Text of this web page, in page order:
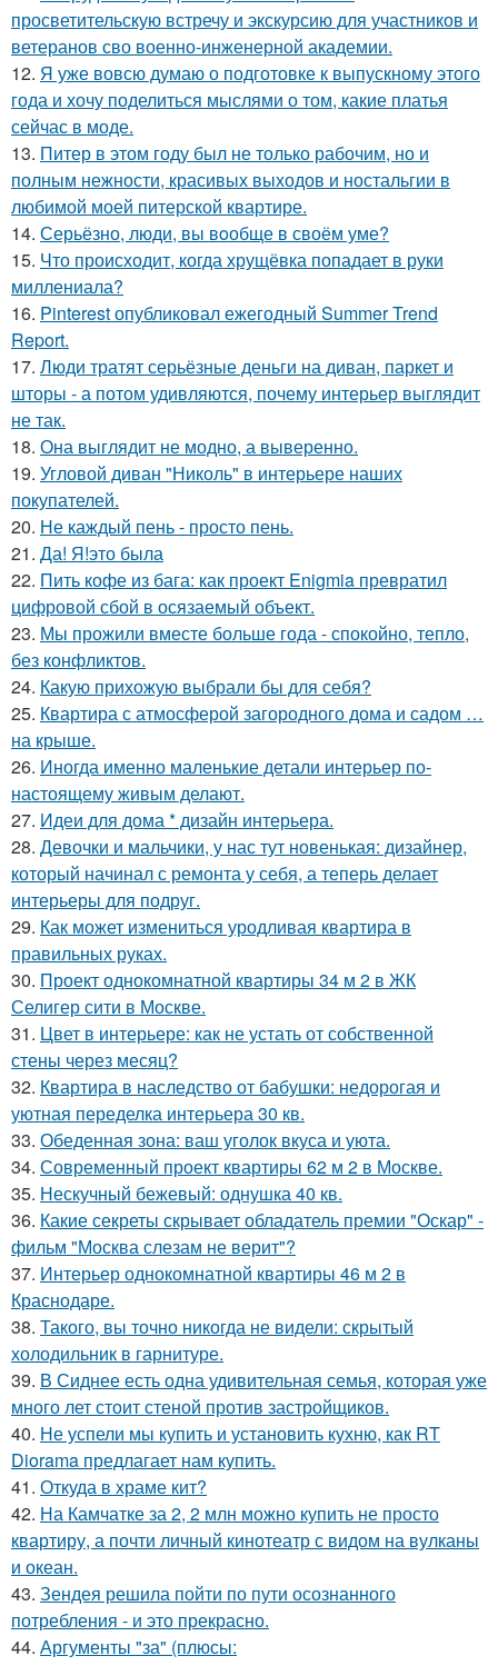
просветительскую встречу и экскурсию для участников и
ветеранов сво военно-инженерной академии.
12. Я уже вовсю думаю о подготовке к выпускному этого
года и хочу поделиться мыслями о том, какие платья
сейчас в моде.
13. Питер в этом году был не только рабочим, но и
полным нежности, красивых выходов и ностальгии в
любимой моей питерской квартире.
14. Серьёзно, люди, вы вoобще в своём уме?
15. Что происходит, когда хрущёвка попадает в руки
миллениала?
16. Pinterest опубликовал ежегодный Summer Trend
Report.
17. Люди тратят серьёзные деньги на диван, паркет и
шторы - а потом удивляются, почему интерьер выглядит
не так.
18. Она выглядит не модно, а выверенно.
19. Угловой диван "Николь" в интерьере наших
покупателей.
20. Не каждый пень - просто пень.
21. Да! Я!это была
22. Пить кофе из бага: как проект Enigmia превратил
цифровой сбой в осязаемый объект.
23. Мы прожили вместе больше года - спокойно, тепло,
без конфликтов.
24. Какую прихожую выбрали бы для себя?
25. Квартира с атмосферой загородного дома и садом …
на крыше.
26. Иногда именно маленькие детали интерьер по-
настоящему живым делают.
27. Идеи для дома * дизайн интерьера.
28. Девочки и мальчики, у нас тут новенькая: дизайнер,
который начинал с ремонта у себя, а теперь делает
интерьеры для подруг.
29. Как может измениться уродливая квартира в
правильных руках.
30. Проект однокомнатной квартиры 34 м 2 в ЖК
Селигер сити в Москве.
31. Цвет в интерьере: как не устать от собственной
стены через месяц?
32. Квартира в наследство от бабушки: недорогая и
уютная переделка интерьера 30 кв.
33. Обеденная зона: ваш уголок вкуса и уюта.
34. Современный проект квартиры 62 м 2 в Москве.
35. Нескучный бежевый: однушка 40 кв.
36. Какие секреты скрывает обладатель премии "Оскар" -
фильм "Москва слезам не верит"?
37. Интерьер однокомнатной квартиры 46 м 2 в
Краснодаре.
38. Такого, вы точно никогда не видели: скрытый
холодильник в гарнитуре.
39. В Сиднее есть одна удивительная семья, которая уже
много лет стоит стеной против застройщиков.
40. Не успели мы купить и установить кухню, как RT
Diorama предлагает нам купить.
41. Откуда в храме кит?
42. На Камчатке за 2, 2 млн можно купить не просто
квартиру, а почти личный кинотеатр с видом на вулканы
и океан.
43. Зендея решила пойти по пути осознанного
потребления - и это прекрасно.
44. Аргументы "за" (плюсы: